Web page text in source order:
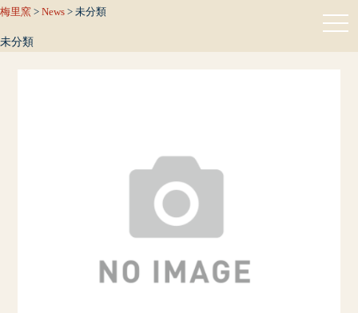
梅里窯 > News > 未分類
未分類